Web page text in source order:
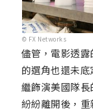
© FX Networks
儘管，電影透
的選角也還未
繼飾演美國隊
紛紛離開後，重